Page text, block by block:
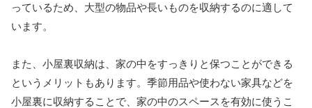
っているため、大型の物品や長いものを収納するのに適して
います。
また、小屋裏収納は、家の中をすっきりと保つことができる
というメリットもあります。季節用品や使わない家具などを
小屋裏に収納することで、家の中のスペースを有効に使うこ